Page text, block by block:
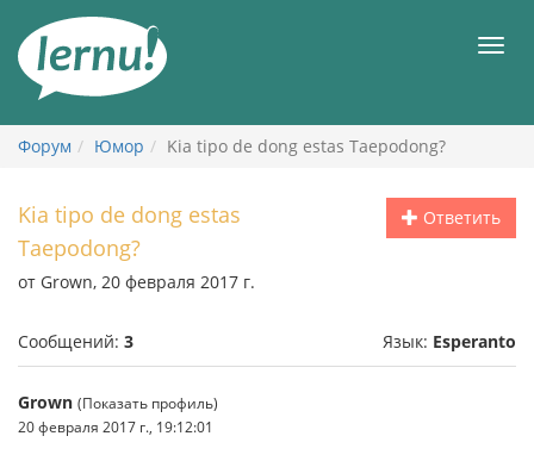
содержанию
Форум Юмор Kia tipo de dong estas Taepodong?
Ответить
Kia tipo de dong estas
Taepodong?
от Grown, 20 февраля 2017 г.
Сообщений: 3 Язык: Esperanto
Grown (Показать профиль)
20 февраля 2017 г., 19:12:01